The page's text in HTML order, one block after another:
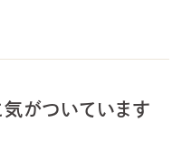
がついています